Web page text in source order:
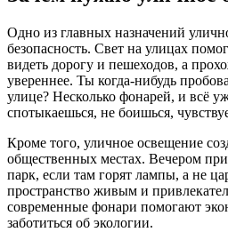
Одно из главных назначений
безопасность. Свет на улицах
видеть дорогу и пешеходов, а
увереннее. Ты когда-нибудь
улице? Несколько фонарей, и всё
спотыкаешься, не боишься,
Кроме того, уличное освещение
общественных местах. Вечером
парк, если там горят лампы, а не
пространство живым и
современные фонари помогают
заботиться об экологии.